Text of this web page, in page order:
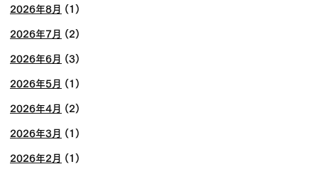
2026年8月 (1)
2026年7月 (2)
2026年6月 (3)
2026年5月 (1)
2026年4月 (2)
2026年3月 (1)
2026年2月 (1)